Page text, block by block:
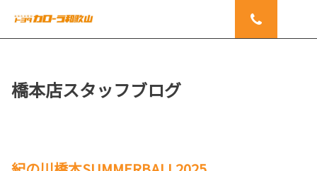
橋本店スタッフブログ